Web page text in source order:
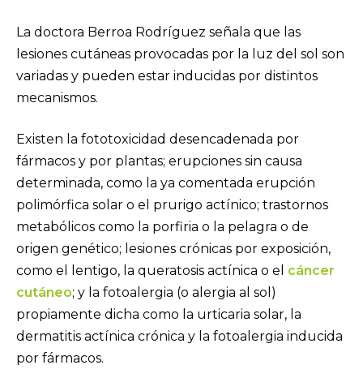
La doctora Berroa Rodríguez señala que las
lesiones cutáneas provocadas por la luz del sol son
variadas y pueden estar inducidas por distintos
mecanismos.
Existen la fototoxicidad desencadenada por
fármacos y por plantas; erupciones sin causa
determinada, como la ya comentada erupción
polimórfica solar o el prurigo actínico; trastornos
metabólicos como la porfiria o la pelagra o de
origen genético; lesiones crónicas por exposición,
como el lentigo, la queratosis actínica o el cáncer
cutáneo; y la fotoalergia (o alergia al sol)
propiamente dicha como la urticaria solar, la
dermatitis actínica crónica y la fotoalergia inducida
por fármacos.